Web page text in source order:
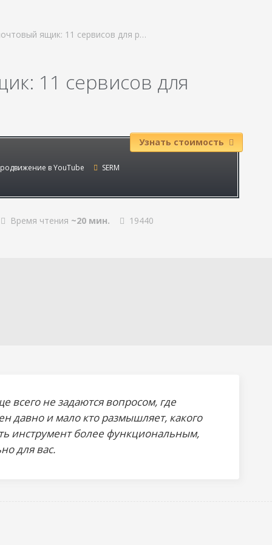
ящик: 11 сервисов для р…
11 сервисов для
в YouTube
SERM
Узнать стоимость
Время чтения ~20 мин. 19440
всего не задаются вопросом, где
давно и мало кто размышляет, какого
инструмент более функциональным,
для вас.